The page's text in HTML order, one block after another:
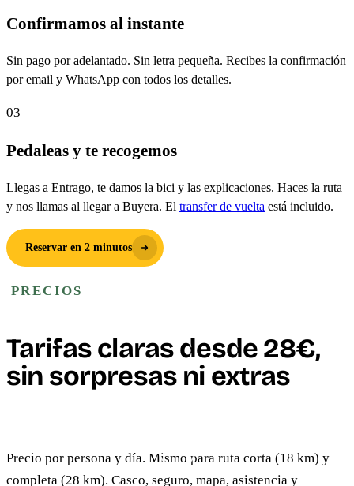
Confirmamos al instante
Sin pago por adelantado. Sin letra pequeña. Recibes la confirmación
por email y WhatsApp con todos los detalles.
03
Pedaleas y te recogemos
Llegas a Entrago, te damos la bici y las explicaciones. Haces la ruta
y nos llamas al llegar a Buyera. El transfer de vuelta está incluido.
Reservar en 2 minutos
PRECIOS
Tarifas claras desde 28€,
sin sorpresas ni extras
Precio por persona y día. Mismo para ruta corta (18 km) y
completa (28 km). Casco, seguro, mapa, asistencia y
12+ AÑOS
PEDALEO